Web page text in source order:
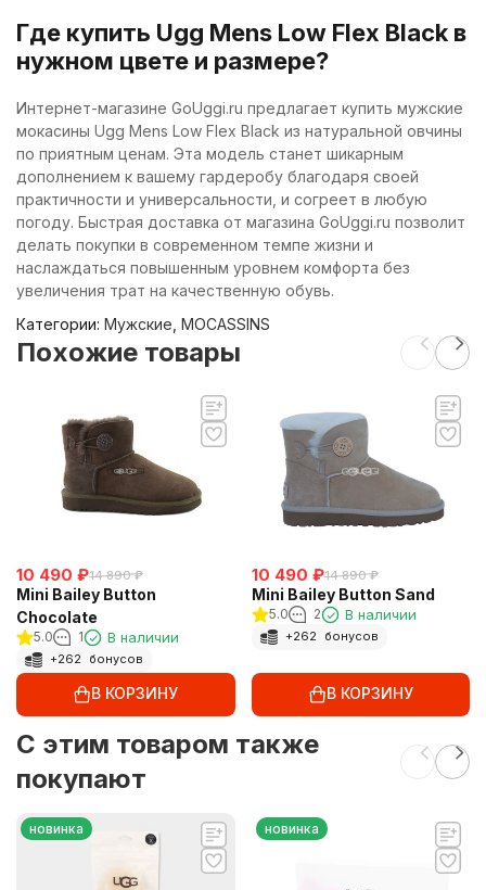
Где купить Ugg Mens Low Flex Black в
нужном цвете и размере?
Интернет-магазине GoUggi.ru предлагает купить мужские
мокасины Ugg Mens Low Flex Black из натуральной овчины
по приятным ценам. Эта модель станет шикарным
дополнением к вашему гардеробу благодаря своей
практичности и универсальности, и согреет в любую
погоду. Быстрая доставка от магазина GoUggi.ru позволит
делать покупки в современном темпе жизни и
наслаждаться повышенным уровнем комфорта без
увеличения трат на качественную обувь.
Категории: Мужские MOCASSINS
Похожие товары
10 490 ₽14 890 ₽
Mini Bailey Button
Chocolate
5.0 1 В наличии
+262 бонусов
В КОРЗИНУ
10 490 ₽14 890 ₽
Mini Bailey Button Sand
5.0 2 В наличии
+262 бонусов
В КОРЗИНУ
C этим товаром также
покупают
новинка новинка